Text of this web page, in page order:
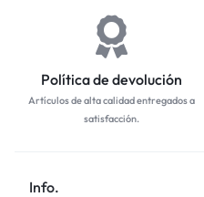
Política de devolución
Artículos de alta calidad entregados a
satisfacción.
Info.